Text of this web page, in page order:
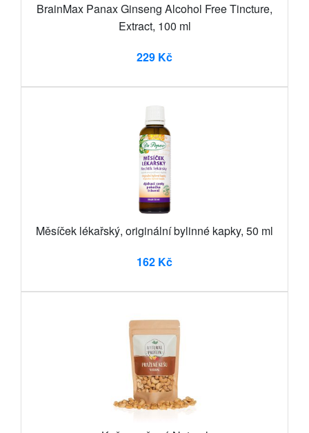
BrainMax Panax Ginseng Alcohol Free Tincture,
Extract, 100 ml
229 Kč
Měsíček lékařský, originální bylinné kapky, 50 ml
162 Kč